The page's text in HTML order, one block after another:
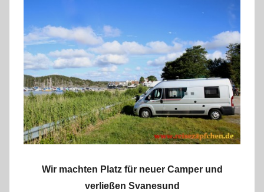
Wir machten Platz für neuer Camper und
verließen Svanesund